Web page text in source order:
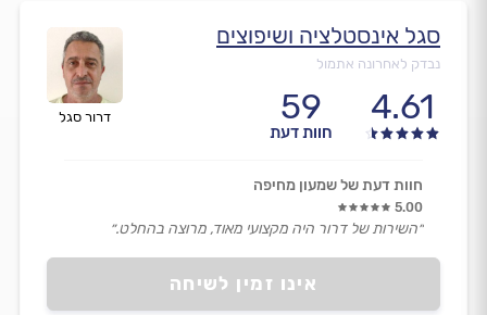
דרור סגל
סגל אינסטלציה ושיפוצים
נבדק לאחרונה אתמול
4.61
59
חוות דעת
אינו זמין לשיחה
חוות דעת של שמעון מחיפה
5.00
״השירות של דרור היה מקצועי מאוד, מרוצה בהחלט.״